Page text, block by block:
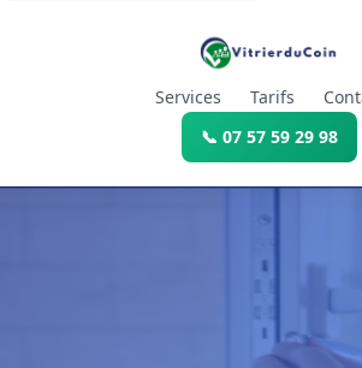
Services Tarifs
📞 07 57 59 29 98